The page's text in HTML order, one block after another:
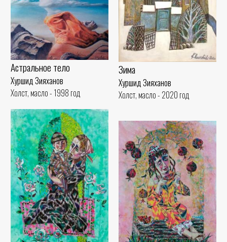
Зима
Хуршид Зияханов
Холст, масло - 2020 год
Астральное тело
Хуршид Зияханов
Холст, масло - 1998 год